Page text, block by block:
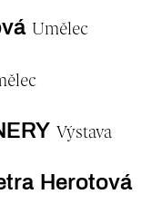
Umělec
Výstava
Herotová